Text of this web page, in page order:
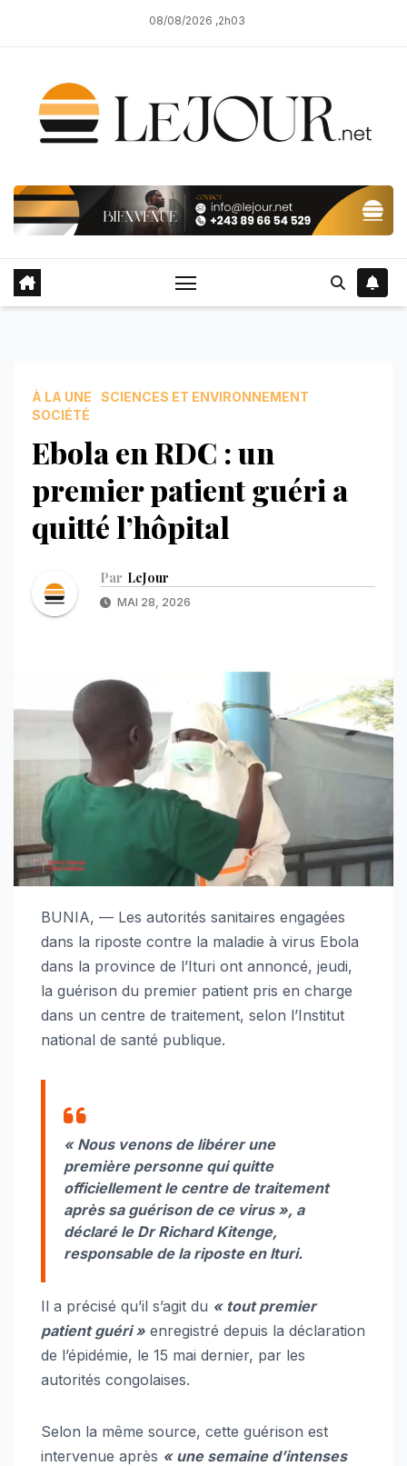
08/08/2026 ,2h03
À LA UNE
SCIENCES ET ENVIRONNEMENT
SOCIÉTÉ
Ebola en RDC : un
premier patient guéri a
quitté l’hôpital
Par LeJour
MAI 28, 2026
BUNIA, — Les autorités sanitaires engagées
dans la riposte contre la maladie à virus Ebola
dans la province de l’Ituri ont annoncé, jeudi,
la guérison du premier patient pris en charge
dans un centre de traitement, selon l’Institut
national de santé publique.
« Nous venons de libérer une
première personne qui quitte
officiellement le centre de traitement
après sa guérison de ce virus », a
déclaré le Dr Richard Kitenge,
responsable de la riposte en Ituri.
Il a précisé qu’il s’agit du « tout premier
patient guéri » enregistré depuis la déclaration
de l’épidémie, le 15 mai dernier, par les
autorités congolaises.
Selon la même source, cette guérison est
intervenue après « une semaine d’intenses